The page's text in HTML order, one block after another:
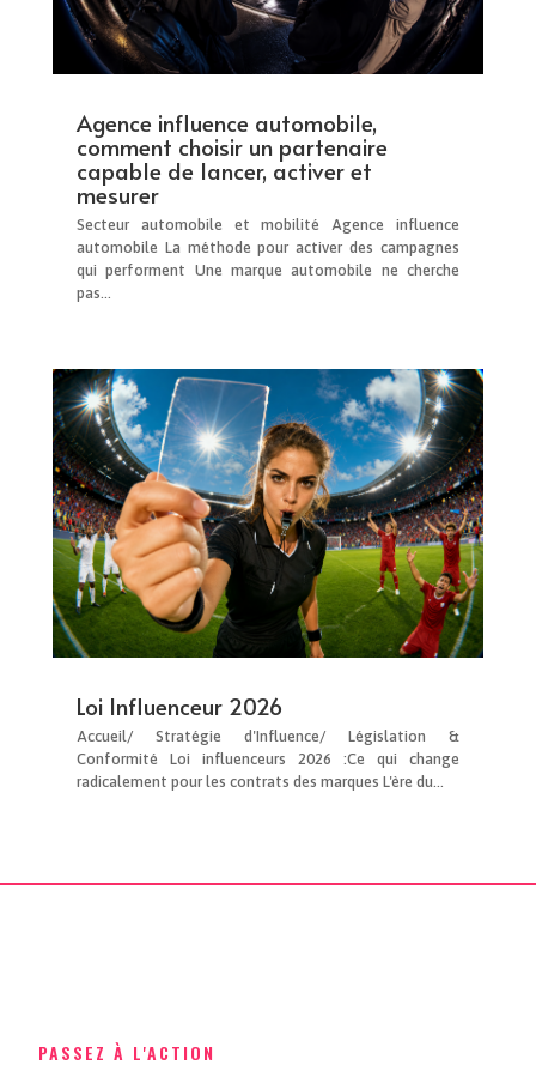
Agence influence automobile,
comment choisir un partenaire
capable de lancer, activer et
mesurer
Secteur automobile et mobilité Agence influence
automobile La méthode pour activer des campagnes
qui performent Une marque automobile ne cherche
pas...
Loi Influenceur 2026
Accueil/ Stratégie d'Influence/ Législation &
Conformité Loi influenceurs 2026 :Ce qui change
radicalement pour les contrats des marques L'ère du...
PASSEZ À L'ACTION